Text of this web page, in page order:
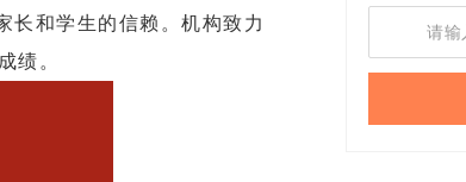
长和学生的信赖。机构致力
绩。